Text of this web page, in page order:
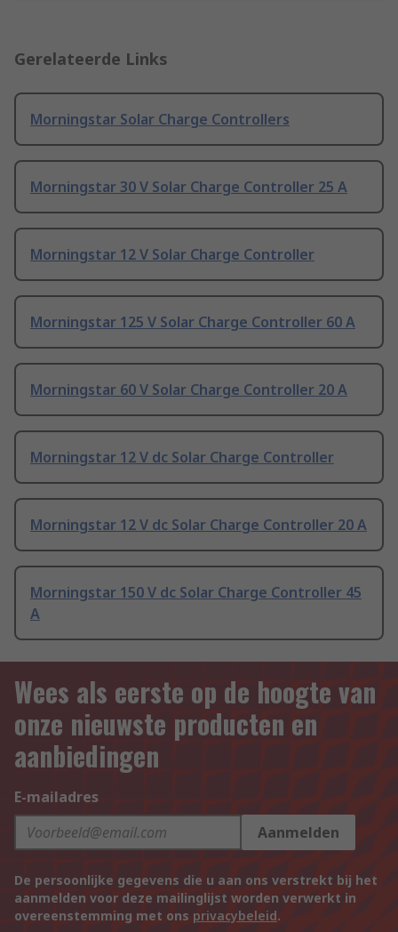
Gerelateerde Links
Morningstar Solar Charge Controllers
Morningstar 30 V Solar Charge Controller 25 A
Morningstar 12 V Solar Charge Controller
Morningstar 125 V Solar Charge Controller 60 A
Morningstar 60 V Solar Charge Controller 20 A
Morningstar 12 V dc Solar Charge Controller
Morningstar 12 V dc Solar Charge Controller 20 A
Morningstar 150 V dc Solar Charge Controller 45
A
Wees als eerste op de hoogte van
onze nieuwste producten en
aanbiedingen
E-mailadres
Aanmelden
De persoonlijke gegevens die u aan ons verstrekt bij het
aanmelden voor deze mailinglijst worden verwerkt in
overeenstemming met ons privacybeleid.